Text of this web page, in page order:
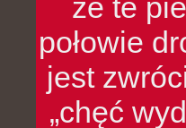
że te
połowie
jest
„chęć